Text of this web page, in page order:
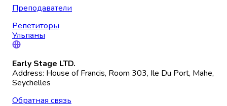
Преподаватели
Репетиторы
Ульпаны
Early Stage LTD.
Address: House of Francis, Room 303, Ile Du Port, Mahe,
Seychelles
Обратная связь